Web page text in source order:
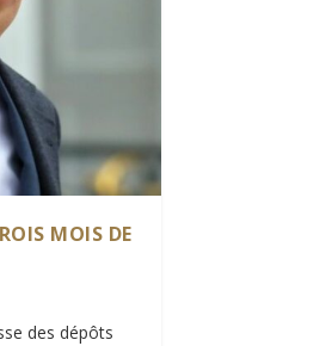
MOIS DE
des dépôts